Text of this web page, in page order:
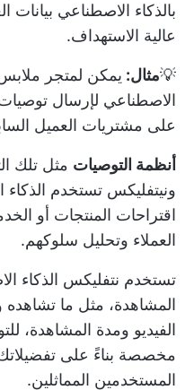
بالذكاء الاصطناعي بيانات
عالية الاستهداف.
💡مثال: يمكن لمتجر
الاصطناعي لإرسال
على مشتريات العميل
أنظمة التوصيات مثل تلك
ونيتفليكس تستخدم
اقتراحات المنتجات أو
العملاء وتحليل سلوكهم.
تستخدم نتفليكس الذكاء
المشاهدة، مثل ما
الفيديو ومدة المشاهدة،
مخصصة بناءً على تفضيلاتك
المستخدمين المماثلين.